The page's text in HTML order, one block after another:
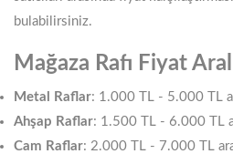
bulabilirsiniz.
Mağaza Rafı Fiyat
Metal Raflar: 1.000 TL - 5.000 TL
Ahşap Raflar: 1.500 TL - 6.000 TL
Cam Raflar: 2.000 TL - 7.000 TL